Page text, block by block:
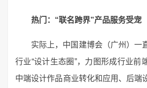
热门： “联名跨界”产品服务受宠
实际上，中国建博会（广州）一
行业“设计生态圈”，力图形成行业前
中端设计作品商业转化和应用、后端